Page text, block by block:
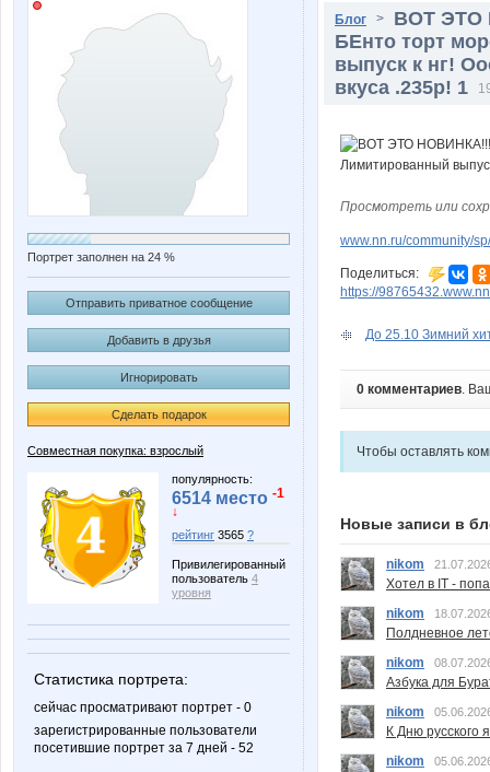
Портрет заполнен на 24 %
Отправить приватное сообщение
Добавить в друзья
Игнорировать
Сделать подарок
Совместная покупка: взрослый
популярность:
6514 место -1
↓
рейтинг 3565 ?
Привилегированный
пользователь 4
уровня
Статистика портрета:
сейчас просматривают портрет - 0
зарегистрированные пользователи
посетившие портрет за 7 дней - 52
Блог > ВОТ ЭТО
БЕнто торт
выпуск к нг!
вкуса .235р! 1
Просмотреть или
www.nn.ru/community/
Поделиться:
https://
До 25.10 Зимний
0 комментариев.
Чтобы оставлять
Новые записи в
nikom
Хотел в IT -
nikom
Полдневное
nikom
Азбука для
nikom
К Дню русского
nikom